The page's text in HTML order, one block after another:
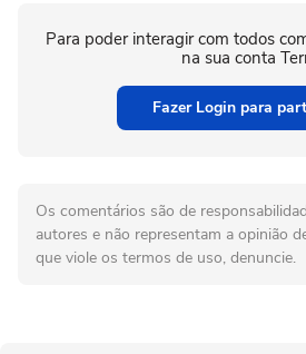
Para poder interagir com todos
na sua conta
Fazer Login para
Os comentários são de
autores e não representam a opinião
que viole os termos de uso, denuncie.